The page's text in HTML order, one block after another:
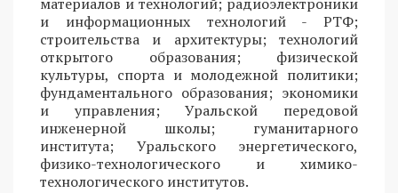
и информационных технологий - РТФ;
строительства и архитектуры; технологий
открытого образования; физической
культуры, спорта и молодежной политики;
фундаментального образования; экономики
и управления; Уральской передовой
инженерной школы; гуманитарного
института; Уральского энергетического,
физико-технологического и химико-
технологического институтов.